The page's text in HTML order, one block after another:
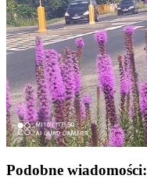
Podobne wiadomości: